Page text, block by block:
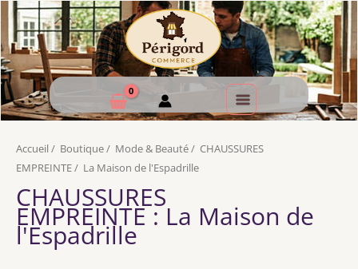
Accueil / Boutique/ Mode & Beauté/ CHAUSSURES
EMPREINTE/ La Maison de l'Espadrille
CHAUSSURES
EMPREINTE: La Maison de
l'Espadrille